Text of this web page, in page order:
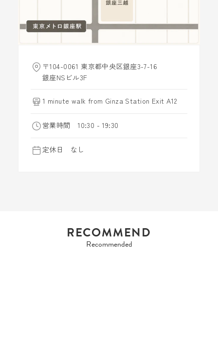
〒104-0061 東京都中央区銀座3-7-16
銀座NSビル3F
1 minute walk from Ginza Station Exit A12
営業時間 10:30 - 19:30
定休日 なし
RECOMMEND
Recommended